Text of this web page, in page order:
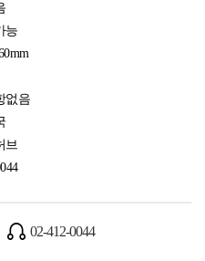
능
없음
브
02-412-0044